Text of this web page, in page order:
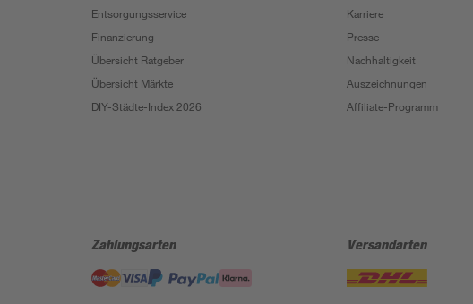
Entsorgungsservice
Finanzierung
Übersicht Ratgeber
Übersicht Märkte
DIY-Städte-Index 2026
Karriere
Presse
Nachhaltigkeit
Auszeichnungen
Affiliate-Programm
Zahlungsarten Versandarten